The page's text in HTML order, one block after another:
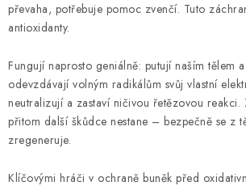
převaha, potřebuje pomoc zvenčí. Tuto
antioxidanty.
Fungují naprosto geniálně: putují naším tělem
odevzdávají volným radikálům svůj vlastní
neutralizují a zastaví ničivou řetězovou reakci.
přitom další škůdce nestane – bezpečně se z
zregeneruje.
Klíčovými hráči v ochraně buněk před